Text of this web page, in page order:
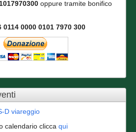
oppure tramite bonifico
0114 0000 0101 7970 300
D viareggio
calendario clicca qui